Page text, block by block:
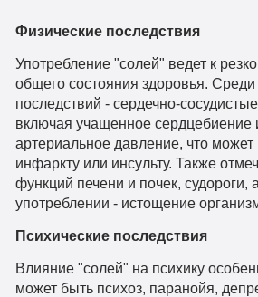
Физические последствия
Употребление "солей" ведет к
общего состояния здоровья.
последствий - сердечно-
включая учащенное
артериальное давление, что может
инфаркту или инсульту. Также
функций печени и почек, судороги,
употреблении - истощение
Психические последствия
Влияние "солей" на психику
может быть психоз, паранойя,